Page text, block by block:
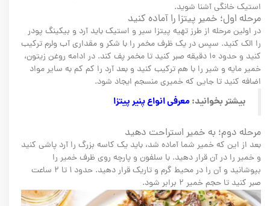
استیک خانگی آشنا شوید.
مرحله اول؛ خمیر پیتزا را آماده کنید
در اولین مرحله از طرز تهیه پیتزا سیر و استیک باید آرد و بیکینگ پودر
را الک کنید. سپس در یک ظرف مخمر را با شکر و مقداری آب ولرم ترکیب
کنید و حدود ۱۰ دقیقه صبر کنید تا مخمر پف کند. در ادامه روغن زیتون،
خمیر مایه و شیر را با هم ترکیب کنید و بعد آرد را کم کم به سایر مواد
اضافه کنید تا جایی که خمیری منسجم ایجاد شود.
بیشتر بخوانید:معرفی انواع پنیر پیتزا
مرحله دوم؛ به خمیر استراحت دهید
بعد از این که خمیر شما آماده شد، باید یک کاسه بزرگ را آرد پاشی کنید
و خمیر را در آن قرار دهید. با سلفون و پارچه روی ظرف خمیر را
بپوشانید و آن را در محیط گرم و تاریک قرار دهید. حدود ۱ تا ۲ ساعت
صبر کنید تا حجم خمیر ۲ برابر شود.